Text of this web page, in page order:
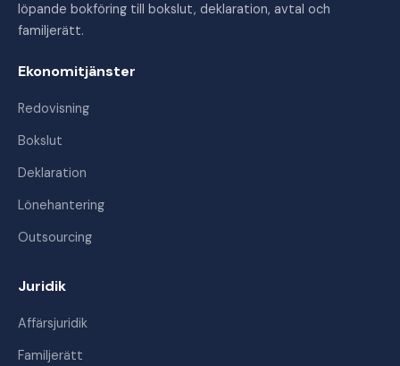
löpande bokföring till bokslut, deklaration, avtal och
familjerätt.
Ekonomitjänster
Redovisning
Bokslut
Deklaration
Lönehantering
Outsourcing
Juridik
Affärsjuridik
Familjerätt